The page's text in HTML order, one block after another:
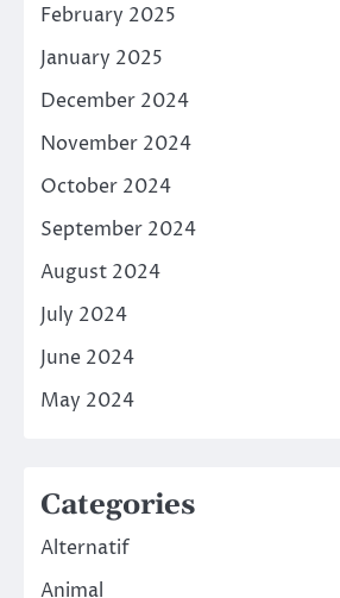
February 2025
January 2025
December 2024
November 2024
October 2024
September 2024
August 2024
July 2024
June 2024
May 2024
Categories
Alternatif
Animal